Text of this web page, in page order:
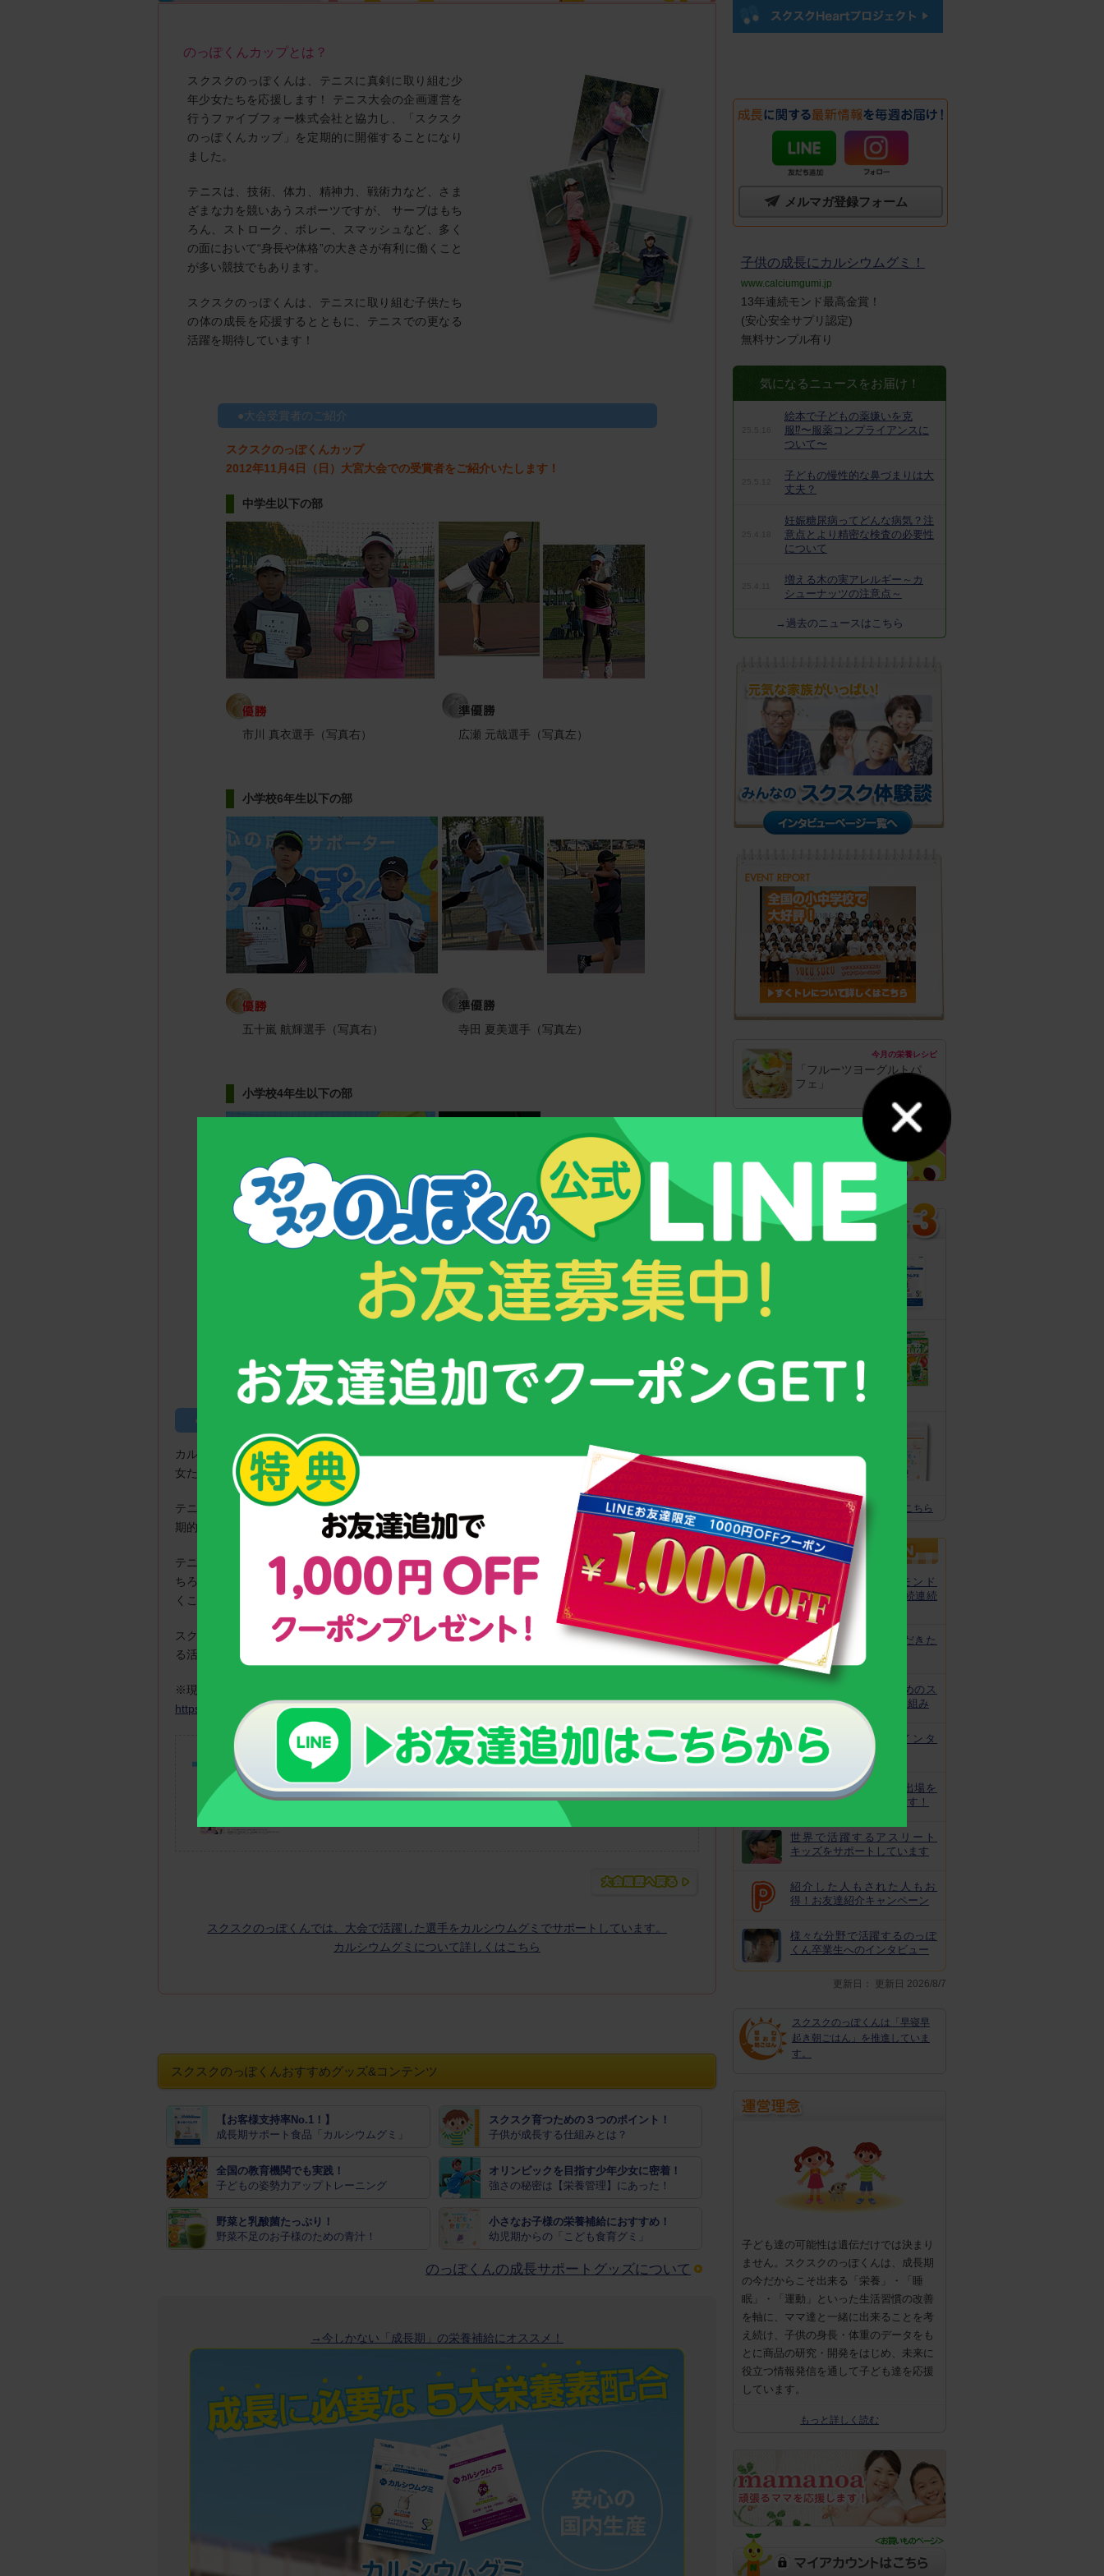
のっぽくんカップとは？
スクスクのっぽくんは、テニスに真剣に取り組む少
年少女たちを応援します！ テニス大会の企画運営を
行うファイブフォー株式会社と協力し、「スクスク
のっぽくんカップ」を定期的に開催することになり
ました。
テニスは、技術、体力、精神力、戦術力など、さま
ざまな力を競いあうスポーツですが、 サーブはもち
ろん、ストローク、ボレー、スマッシュなど、多く
の面において“身長や体格”の大きさが有利に働くこと
が多い競技でもあります。
スクスクのっぽくんは、テニスに取り組む子供たち
の体の成長を応援するとともに、テニスでの更なる
活躍を期待しています！
大会受賞者のご紹介
スクスクのっぽくんカップ
2012年11月4日（日）大宮大会での受賞者をご紹介いたします！
中学生以下の部
市川 真衣選手（写真右） 広瀬 元哉選手（写真左）
小学校6年生以下の部
五十嵐 航輝選手（写真右） 寺田 夏美選手（写真左）
小学校4年生以下の部
重田 夢亜選手（写真左）
カルシウムグミを皆さまに提供している「スクスクのっぽくん」は、テニスに真剣に取り組む少年少
女たちを応援します！
テニス大会の企画運営を行うファイブフォー株式会社と協力し、「スクスクのっぽくんカップ」を定
期的に開催しております。
テニスは、技術、体力、精神力、戦術力など、さまざまな力を競いあうスポーツですが、 サーブはも
ちろん、ストローク、ボレー、スマッシュなど、多くの面において“身長や体格”の大きさが有利に働
くことが多い競技でもあります。
スクスクのっぽくんは、テニスに取り組む子供たちの体の成長を応援するとともに、テニスでの更な
る活躍を期待しています！
※現在活躍している多くのテニスキッズたちがカルシウムグミを愛用しています。
https://www.calciumgumi.jp/athlete_kids/
テニスを頑張るジュニア（小学生・中学生）応援プログラム スクスク
のっぽくんカップホームページはこちら →
スクスクのっぽくんでは、大会で活躍した選手をカルシウムグミでサポートしています。
カルシウムグミについて詳しくはこちら
スクスクのっぽくんおすすめグッズ&コンテンツ
【お客様支持率No.1！】
成長期サポート食品「カルシウムグミ」
スクスク育つための３つのポイント！
子供が成長する仕組みとは？
全国の教育機関でも実践！
子どもの姿勢力アップトレーニング
オリンピックを目指す少年少女に密着！
強さの秘密は【栄養管理】にあった！
野菜と乳酸菌たっぷり！
野菜不足のお子様のための青汁！
小さなお子様の栄養補給におすすめ！
幼児期からの「こども食育グミ」
のっぽくんの成長サポートグッズについて
→今しかない「成長期」の栄養補給にオススメ！
メルマガ登録フォーム
子供の成長にカルシウムグミ！
www.calciumgumi.jp
13年連続モンド最高金賞！
(安心安全サプリ認定)
無料サンプル有り
気になるニュースをお届け！
絵本で子どもの薬嫌いを克
服⁉︎〜服薬コンプライアンスに
ついて〜
子どもの慢性的な鼻づまりは大
丈夫？
妊娠糖尿病ってどんな病気？注
意点とより精密な検査の必要性
について
増える木の実アレルギー～カ
シューナッツの注意点～
→過去のニュースはこちら
今月の栄養レシピ
「フルーツヨーグルトパ
フェ」
野菜と乳酸菌
たっぷり！
守る力を高める
給に最適！ 身
スクスクのっぽくん推奨全グッズはこちら
カルシウムグミが、モンド
「最高金賞」を13年連続連続
受賞！
非常時にお役立ていただきた
いトレーニング
皆様の安心と安全のためのス
クスクのっぽくんの取り組み
なでしこ宮間選手にインタ
ビュー！
ジュニアオリンピック出場を
目指してがんばっています！
世界で活躍するアスリート
キッズをサポートしています
紹介した人もされた人もお
得！お友達紹介キャンペーン
様々な分野で活躍するのっぽ
くん卒業生へのインタビュー
更新日： 更新日 2026/8/7
スクスクのっぽくんは「早寝早
起き朝ごはん」を推進していま
す。
子ども達の可能性は遺伝だけでは決まり
ません。スクスクのっぽくんは、成長期
の今だからこそ出来る「栄養」・「睡
眠」・「運動」といった生活習慣の改善
を軸に、ママ達と一緒に出来ることを考
え続け、子供の身長・体重のデータをも
とに商品の研究・開発をはじめ、未来に
役立つ情報発信を通して子ども達を応援
しています。
もっと詳しく読む